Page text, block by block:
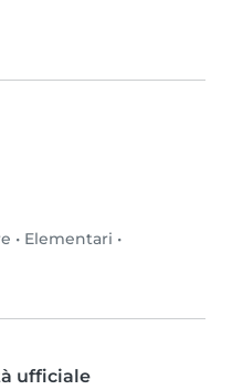
• Elementari •
ufficiale